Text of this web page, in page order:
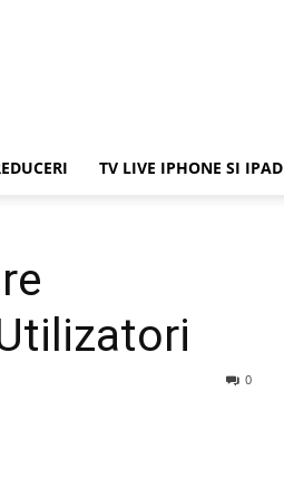
TV LIVE IPHONE SI IPAD
0